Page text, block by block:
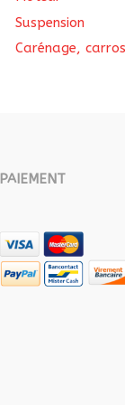
Suspension
Carénage,
PAIEMENT